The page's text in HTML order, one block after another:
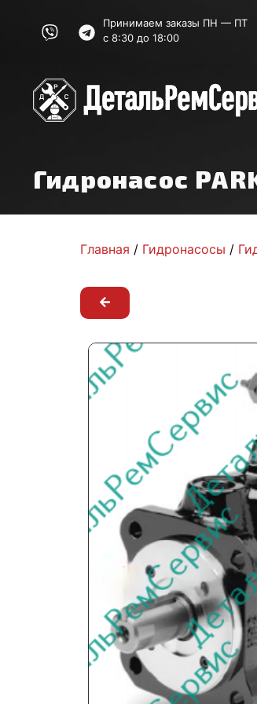
Принимаем заказы ПН — ПТ
с 8:30 до 18:00
Гидронасос
Главная / Гидронасосы /